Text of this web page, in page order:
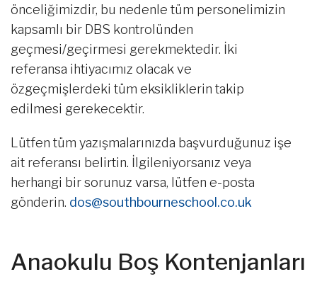
önceliğimizdir, bu nedenle tüm personelimizin
kapsamlı bir DBS kontrolünden
geçmesi/geçirmesi gerekmektedir. İki
referansa ihtiyacımız olacak ve
özgeçmişlerdeki tüm eksikliklerin takip
edilmesi gerekecektir.
Lütfen tüm yazışmalarınızda başvurduğunuz işe
ait referansı belirtin. İlgileniyorsanız veya
herhangi bir sorunuz varsa, lütfen e-posta
gönderin. dos@southbourneschool.co.uk
Anaokulu Boş Kontenjanları